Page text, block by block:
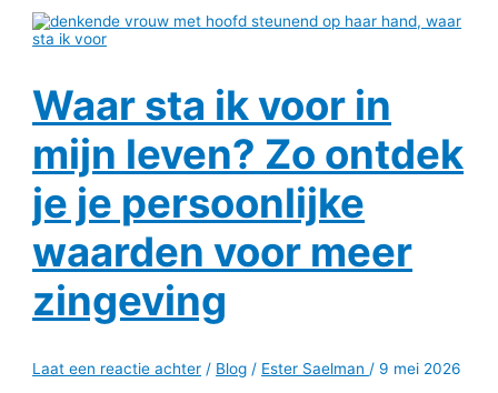
Waar sta ik voor in
mijn leven? Zo ontdek
je je persoonlijke
waarden voor meer
zingeving
Laat een reactie achter / Blog / Ester Saelman / 9 mei 2026